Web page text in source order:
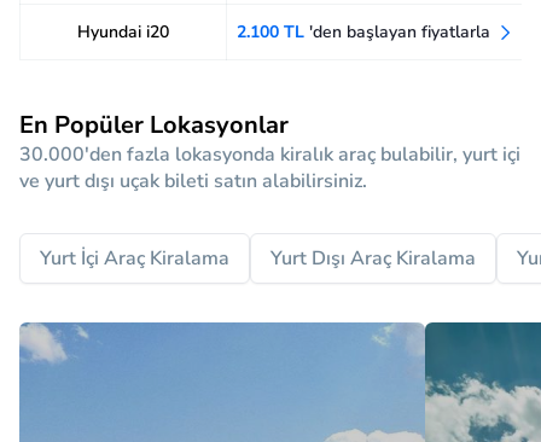
Hyundai i20 2.100 TL'den başlayan fiyatlarla
En Popüler Lokasyonlar
30.000'den fazla lokasyonda kiralık araç bulabilir, yurt içi
ve yurt dışı uçak bileti satın alabilirsiniz.
Yurt İçi Araç Kiralama Yurt Dışı Araç Kiralama